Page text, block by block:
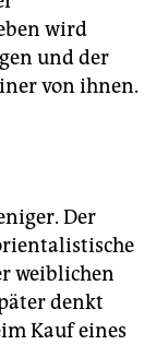
wird
und der
von ihnen.
Der
weiblichen
denkt
Kauf eines